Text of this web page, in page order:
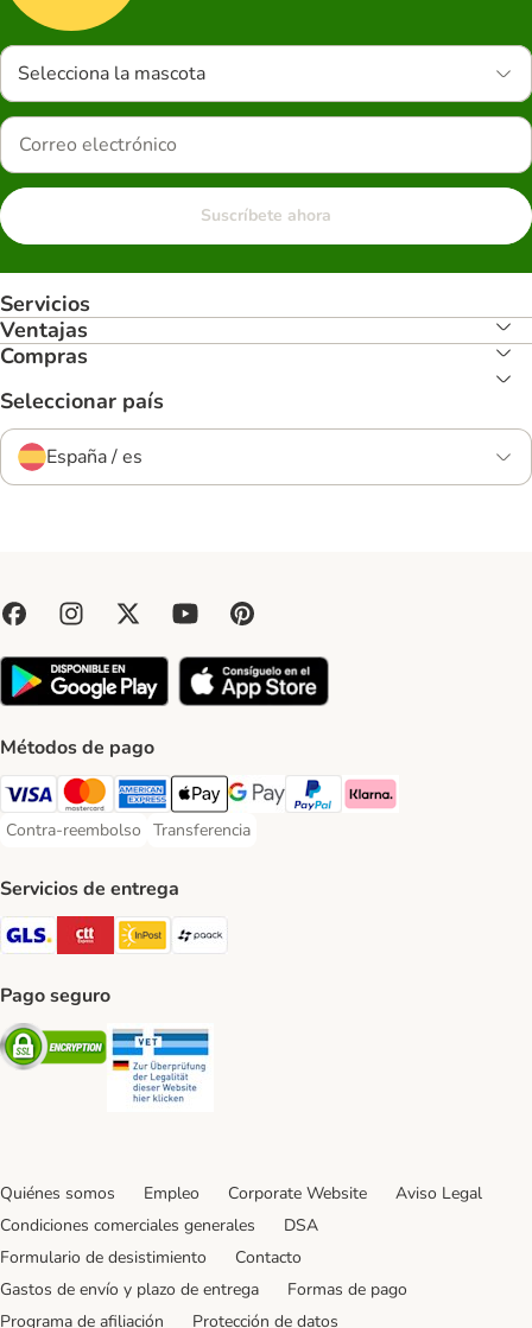
Selecciona la mascota
Suscríbete ahora
Servicios
Ventajas
Compras
Seleccionar país
España / es
Métodos de pago
Visa Payment Method
Mastercard Payment Method
American Express Payment Method
Apple Pay Payment Method
Google Pay Payment Method
PayPal Payment Method
Klarna Payment Method
Contra-reembolso
Contra-reembolso Payment Method
Transferencia
Transferencia Payment Method
Servicios de entrega
GLS Shipping Method
CTTExpress Shipping Method
InPost Shipping Method
paack Shipping Method
Pago seguro
Security
Quiénes somos Empleo Corporate Website
Aviso Legal
Condiciones comerciales generales
DSA
Formulario de desistimiento
Contacto
Gastos de envío y plazo de entrega
Formas de pago
Programa de afiliación
Protección de datos